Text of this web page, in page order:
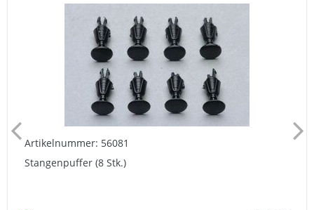
Artikelnummer: 56081
Stangenpuffer (8 Stk.)